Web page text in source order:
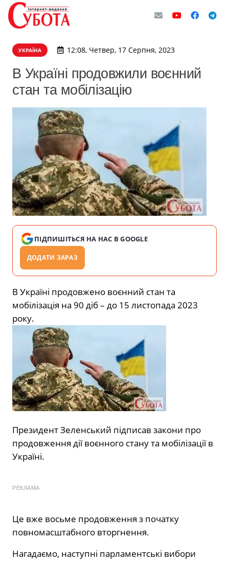
УКРАЇНА 12:08, Четвер, 17 Серпня, 2023
В Україні продовжили воєнний
стан та мобілізацію
ПІДПИШІТЬСЯ НА НАС В GOOGLE
ДОДАТИ ЗАРАЗ
В Україні продовжено воєнний стан та
мобілізація на 90 діб – до 15 листопада 2023
року.
Президент Зеленський підписав закони про
продовження дії воєнного стану та мобілізації в
Україні.
РЕКЛАМА
Це вже восьме продовження з початку
повномасштабного вторгнення.
Нагадаємо, наступні парламентські вибори